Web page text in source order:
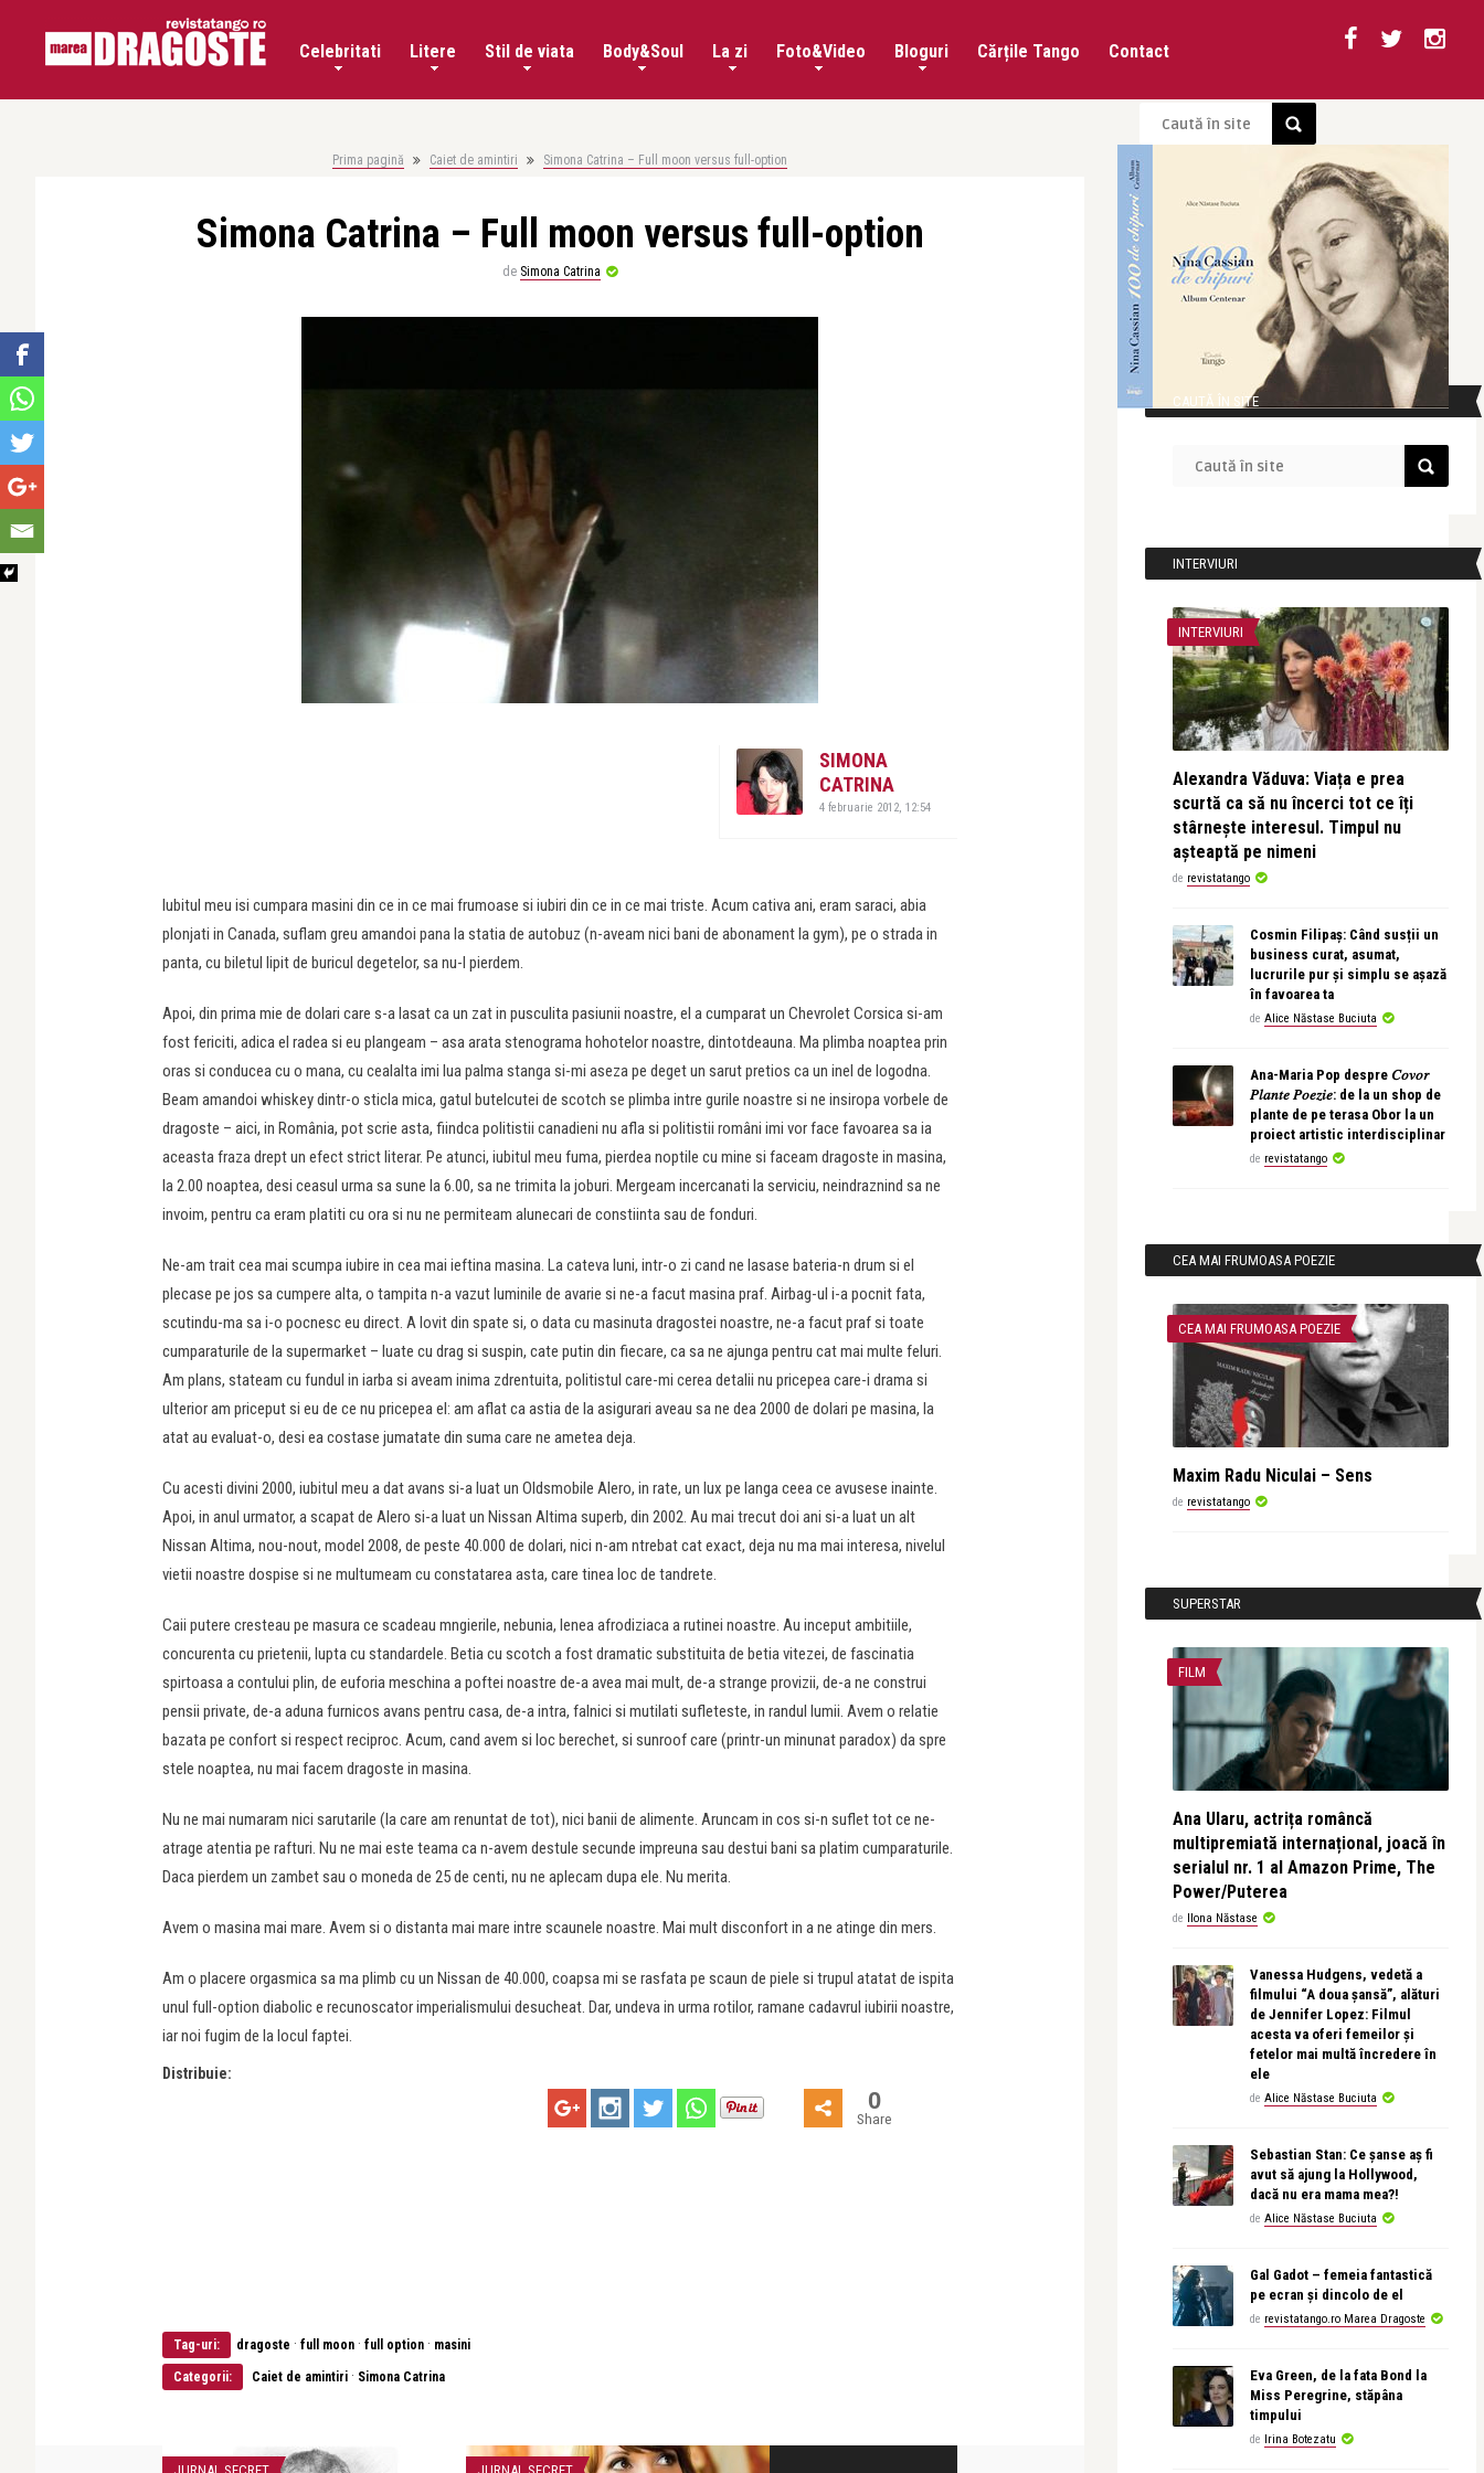
Celebritati Litere Stil de viata Body&Soul La zi Foto&Video Bloguri Cărțile Tango Contact
Prima pagină Caiet de amintiri Simona Catrina – Full moon versus full-option
Simona Catrina – Full moon versus full-option
de Simona Catrina
SIMONA
CATRINA
4 februarie 2012, 12:54
Iubitul meu isi cumpara masini din ce in ce mai frumoase si iubiri din ce in ce mai triste. Acum cativa ani, eram saraci, abia
plonjati in Canada, suflam greu amandoi pana la statia de autobuz (n-aveam nici bani de abonament la gym), pe o strada in
panta, cu biletul lipit de buricul degetelor, sa nu-l pierdem.
Apoi, din prima mie de dolari care s-a lasat ca un zat in pusculita pasiunii noastre, el a cumparat un Chevrolet Corsica si-am
fost fericiti, adica el radea si eu plangeam – asa arata stenograma hohotelor noastre, dintotdeauna. Ma plimba noaptea prin
oras si conducea cu o mana, cu cealalta imi lua palma stanga si-mi aseza pe deget un sarut pretios ca un inel de logodna.
Beam amandoi whiskey dintr-o sticla mica, gatul butelcutei de scotch se plimba intre gurile noastre si ne insiropa vorbele de
dragoste – aici, in România, pot scrie asta, fiindca politistii canadieni nu afla si politistii români imi vor face favoarea sa ia
aceasta fraza drept un efect strict literar. Pe atunci, iubitul meu fuma, pierdea noptile cu mine si faceam dragoste in masina,
la 2.00 noaptea, desi ceasul urma sa sune la 6.00, sa ne trimita la joburi. Mergeam incercanati la serviciu, neindraznind sa ne
invoim, pentru ca eram platiti cu ora si nu ne permiteam alunecari de constiinta sau de fonduri.
Ne-am trait cea mai scumpa iubire in cea mai ieftina masina. La cateva luni, intr-o zi cand ne lasase bateria-n drum si el
plecase pe jos sa cumpere alta, o tampita n-a vazut luminile de avarie si ne-a facut masina praf. Airbag-ul i-a pocnit fata,
scutindu-ma sa i-o pocnesc eu direct. A lovit din spate si, o data cu masinuta dragostei noastre, ne-a facut praf si toate
cumparaturile de la supermarket – luate cu drag si suspin, cate putin din fiecare, ca sa ne ajunga pentru cat mai multe feluri.
Am plans, stateam cu fundul in iarba si aveam inima zdrentuita, politistul care-mi cerea detalii nu pricepea care-i drama si
ulterior am priceput si eu de ce nu pricepea el: am aflat ca astia de la asigurari aveau sa ne dea 2000 de dolari pe masina, la
atat au evaluat-o, desi ea costase jumatate din suma care ne ametea deja.
Cu acesti divini 2000, iubitul meu a dat avans si-a luat un Oldsmobile Alero, in rate, un lux pe langa ceea ce avusese inainte.
Apoi, in anul urmator, a scapat de Alero si-a luat un Nissan Altima superb, din 2002. Au mai trecut doi ani si-a luat un alt
Nissan Altima, nou-nout, model 2008, de peste 40.000 de dolari, nici n-am ntrebat cat exact, deja nu ma mai interesa, nivelul
vietii noastre dospise si ne multumeam cu constatarea asta, care tinea loc de tandrete.
Caii putere cresteau pe masura ce scadeau mngierile, nebunia, lenea afrodiziaca a rutinei noastre. Au inceput ambitiile,
concurenta cu prietenii, lupta cu standardele. Betia cu scotch a fost dramatic substituita de betia vitezei, de fascinatia
spirtoasa a contului plin, de euforia meschina a poftei noastre de-a avea mai mult, de-a strange provizii, de-a ne construi
pensii private, de-a aduna furnicos avans pentru casa, de-a intra, falnici si mutilati sufleteste, in randul lumii. Avem o relatie
bazata pe confort si respect reciproc. Acum, cand avem si loc berechet, si sunroof care (printr-un minunat paradox) da spre
stele noaptea, nu mai facem dragoste in masina.
Nu ne mai numaram nici sarutarile (la care am renuntat de tot), nici banii de alimente. Aruncam in cos si-n suflet tot ce ne-
atrage atentia pe rafturi. Nu ne mai este teama ca n-avem destule secunde impreuna sau destui bani sa platim cumparaturile.
Daca pierdem un zambet sau o moneda de 25 de centi, nu ne aplecam dupa ele. Nu merita.
Avem o masina mai mare. Avem si o distanta mai mare intre scaunele noastre. Mai mult disconfort in a ne atinge din mers.
Am o placere orgasmica sa ma plimb cu un Nissan de 40.000, coapsa mi se rasfata pe scaun de piele si trupul atatat de ispita
unul full-option diabolic e recunoscator imperialismului desucheat. Dar, undeva in urma rotilor, ramane cadavrul iubirii noastre,
iar noi fugim de la locul faptei.
Distribuie:
0
Share
Tag-uri: dragoste · full moon · full option · masini
Categorii: Caiet de amintiri · Simona Catrina
CAUTĂ ÎN SITE
INTERVIURI
INTERVIURI
Alexandra Văduva: Viața e prea
scurtă ca să nu încerci tot ce îți
stârnește interesul. Timpul nu
așteaptă pe nimeni
de revistatango
Cosmin Filipaș: Când susții un
business curat, asumat,
lucrurile pur și simplu se așază
în favoarea ta
de Alice Năstase Buciuta
Ana-Maria Pop despre 𝐶𝑜𝑣𝑜𝑟
𝑃𝑙𝑎𝑛𝑡𝑒 𝑃𝑜𝑒𝑧𝑖𝑒: de la un shop de
plante de pe terasa Obor la un
proiect artistic interdisciplinar
de revistatango
CEA MAI FRUMOASA POEZIE
CEA MAI FRUMOASA POEZIE
Maxim Radu Niculai – Sens
de revistatango
SUPERSTAR
FILM
Ana Ularu, actrița româncă
multipremiată internațional, joacă în
serialul nr. 1 al Amazon Prime, The
Power/Puterea
de Ilona Năstase
Vanessa Hudgens, vedetă a
filmului “A doua șansă”, alături
de Jennifer Lopez: Filmul
acesta va oferi femeilor și
fetelor mai multă încredere în
ele
de Alice Năstase Buciuta
Sebastian Stan: Ce șanse aș fi
avut să ajung la Hollywood,
dacă nu era mama mea?!
de Alice Năstase Buciuta
Gal Gadot – femeia fantastică
pe ecran și dincolo de el
de revistatango.ro Marea Dragoste
Eva Green, de la fata Bond la
Miss Peregrine, stăpâna
timpului
de Irina Botezatu